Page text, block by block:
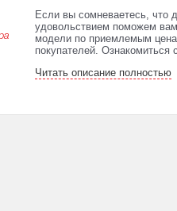
Если вы сомневаетесь, что
удовольствием поможем
модели по приемлемым
покупателей.
Читать описание полностью